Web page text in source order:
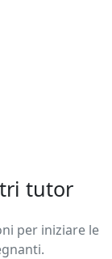
tutor
per iniziare le